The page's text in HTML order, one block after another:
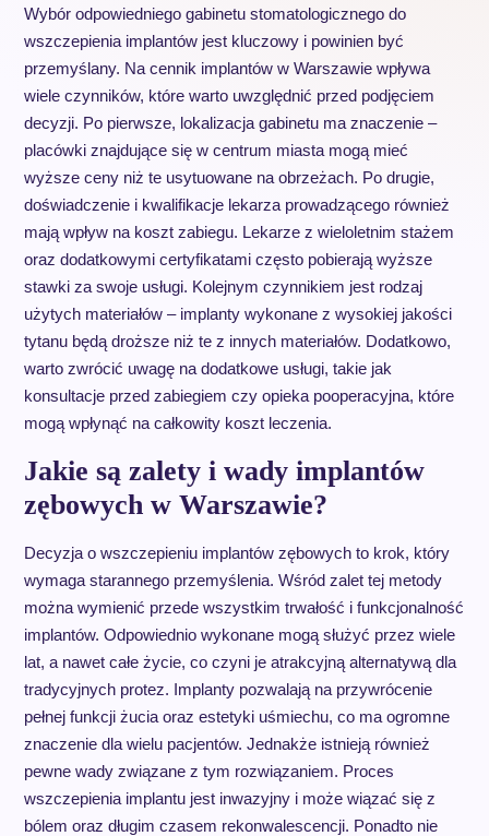
Wybór odpowiedniego gabinetu stomatologicznego do
wszczepienia implantów jest kluczowy i powinien być
przemyślany. Na cennik implantów w Warszawie wpływa
wiele czynników, które warto uwzględnić przed podjęciem
decyzji. Po pierwsze, lokalizacja gabinetu ma znaczenie –
placówki znajdujące się w centrum miasta mogą mieć
wyższe ceny niż te usytuowane na obrzeżach. Po drugie,
doświadczenie i kwalifikacje lekarza prowadzącego również
mają wpływ na koszt zabiegu. Lekarze z wieloletnim stażem
oraz dodatkowymi certyfikatami często pobierają wyższe
stawki za swoje usługi. Kolejnym czynnikiem jest rodzaj
użytych materiałów – implanty wykonane z wysokiej jakości
tytanu będą droższe niż te z innych materiałów. Dodatkowo,
warto zwrócić uwagę na dodatkowe usługi, takie jak
konsultacje przed zabiegiem czy opieka pooperacyjna, które
mogą wpłynąć na całkowity koszt leczenia.
Jakie są zalety i wady implantów
zębowych w Warszawie?
Decyzja o wszczepieniu implantów zębowych to krok, który
wymaga starannego przemyślenia. Wśród zalet tej metody
można wymienić przede wszystkim trwałość i funkcjonalność
implantów. Odpowiednio wykonane mogą służyć przez wiele
lat, a nawet całe życie, co czyni je atrakcyjną alternatywą dla
tradycyjnych protez. Implanty pozwalają na przywrócenie
pełnej funkcji żucia oraz estetyki uśmiechu, co ma ogromne
znaczenie dla wielu pacjentów. Jednakże istnieją również
pewne wady związane z tym rozwiązaniem. Proces
wszczepienia implantu jest inwazyjny i może wiązać się z
bólem oraz długim czasem rekonwalescencji. Ponadto nie